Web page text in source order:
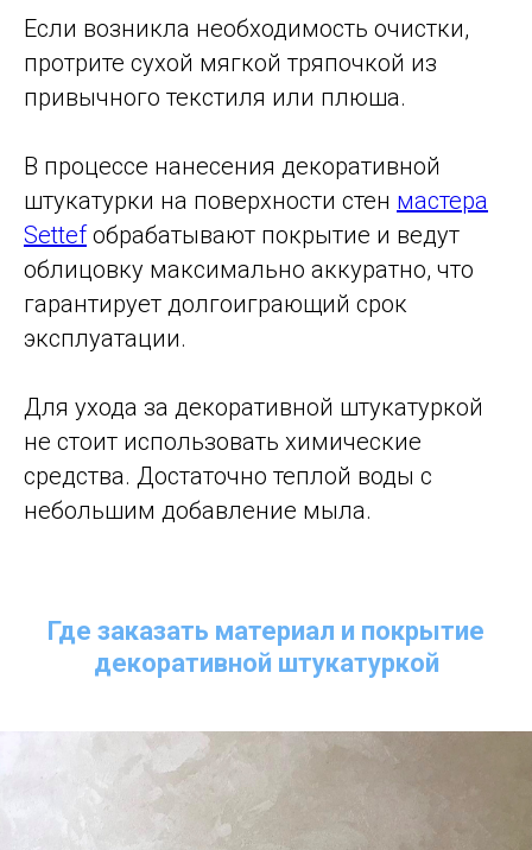
Если возникла необходимость очистки,
протрите сухой мягкой тряпочкой из
привычного текстиля или плюша.
В процессе нанесения декоративной
штукатурки на поверхности стен мастера
Settefобрабатывают покрытие и ведут
облицовку максимально аккуратно, что
гарантирует долгоиграющий срок
эксплуатации.
Для ухода за декоративной штукатуркой
не стоит использовать химические
средства. Достаточно теплой воды с
небольшим добавление мыла.
Где заказать материал и покрытие
декоративной штукатуркой